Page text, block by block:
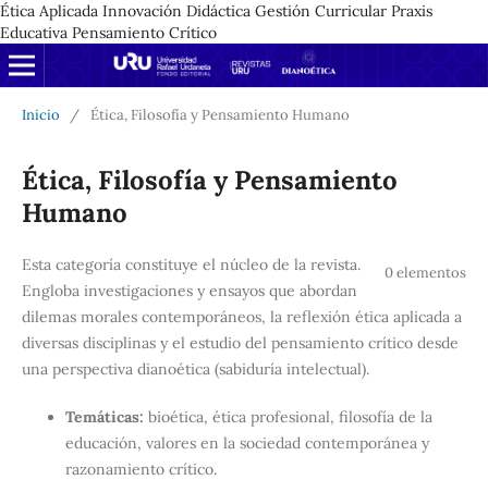
Ética Aplicada Innovación Didáctica Gestión Curricular Praxis
Educativa Pensamiento Crítico
Inicio / Ética, Filosofía y Pensamiento Humano
Ética, Filosofía y Pensamiento
Humano
0 elementos
Esta categoría constituye el núcleo de la revista.
Engloba investigaciones y ensayos que abordan
dilemas morales contemporáneos, la reflexión ética aplicada a
diversas disciplinas y el estudio del pensamiento crítico desde
una perspectiva dianoética (sabiduría intelectual).
Temáticas: bioética, ética profesional, filosofía de la
educación, valores en la sociedad contemporánea y
razonamiento crítico.